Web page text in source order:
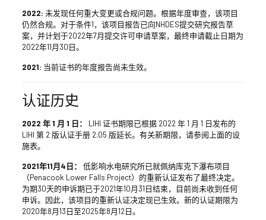
2022: 未发现任何重大变更或合规问题。根据年度审查，该项目
仍然合规。对于条件1，该项目报告已向NHDES提交研究报告草
案，并计划于2022年7月提交许可申请草案，最终申请截止日期为
2022年11月30日。
2021: 当前证书的年度报告尚未生效。
认证历史
2022 年 1 月 1 日：
LIHI 证书期限已根据 2022 年 1 月 1 日发布的
LIHI 第 2 版认证手册 2.05 版延长。有关新期限，请参阅上面的设
施表。
2021年11月4日：
低影响水电研究所已就佩纳库克下瀑布项目
（Penacook Lower Falls Project）的重新认证发布了最终决定。
为期30天的申诉期已于2021年10月31日结束，目前尚未收到任何
申诉。因此，该项目的重新认证决定现已生效。新的认证期限为
2020年8月13日至2025年8月12日。